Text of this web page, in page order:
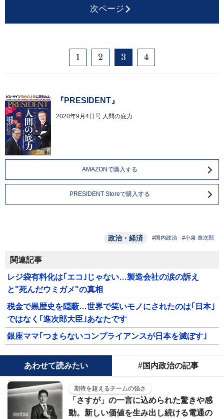
次ページ
1 2 3 4
『PRESIDENT』
2020年9月4日号 人間の底力
AMAZONで購入する
PRESIDENT Storeで購入する
政治・経済 #国内政治 #小泉 進次郎
関連記事
レジ袋有料化は｢エコ｣じゃない…製造会社の涙の訴え
と"死んだウミガメ"の真相
税金で黒歴史を隠蔽…世界で笑いモノにされたのは｢日本｣
ではなく｢進次郎大臣｣あなたです
銀座ママ｢つまらないコンプライアンスが日本を滅ぼす｣
あわせて読みたい #国内政治の記事
期待を超えるチームの強さ
「さすが」の一言に込められた驚きや感
動。新しい価値を生み出し続ける電通の